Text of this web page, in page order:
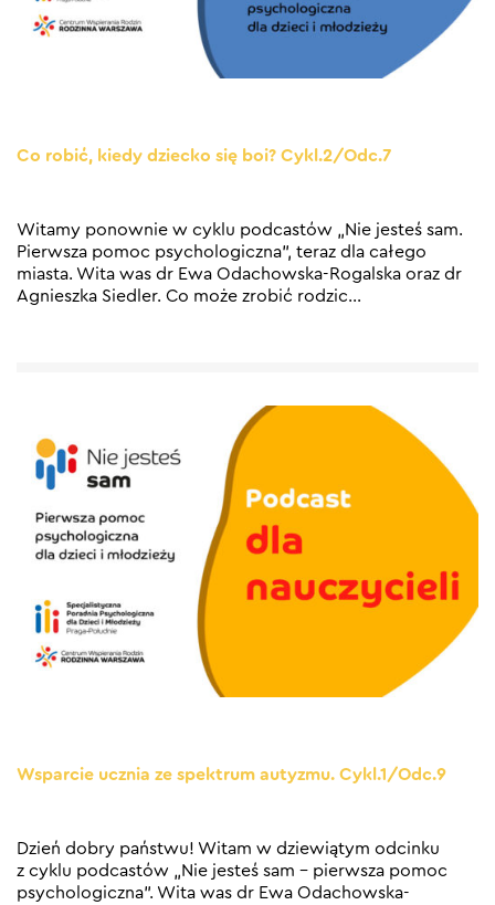
Co robić, kiedy dziecko się boi? Cykl.2/Odc.7
Witamy ponownie w cyklu podcastów „Nie jesteś sam.
Pierwsza pomoc psychologiczna”, teraz dla całego
miasta. Wita was dr Ewa Odachowska-Rogalska oraz dr
Agnieszka Siedler. Co może zrobić rodzic…
Wsparcie ucznia ze spektrum autyzmu. Cykl.1/Odc.9
Dzień dobry państwu! Witam w dziewiątym odcinku
z cyklu podcastów „Nie jesteś sam – pierwsza pomoc
psychologiczna”. Wita was dr Ewa Odachowska-